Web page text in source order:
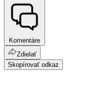
Komentáre
Zdielať
Skopírovať odkaz